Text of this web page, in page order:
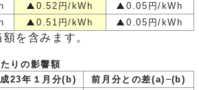
0.52円/kWh
0.05円/kWh
0.51円/kWh
0.05円/kWh
を含みます。
りの影響額
23年１月分(b) 前月分との差(a)
(b)